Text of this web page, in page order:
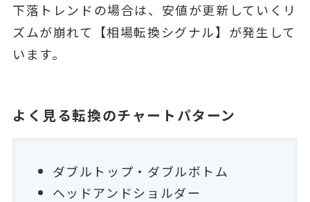
下落トレンドの場合は、安値が更新していくリ
ズムが崩れて【相場転換シグナル】が発生して
います。
よく見る転換のチャートパターン
ダブルトップ・ダブルボトム
ヘッドアンドショルダー